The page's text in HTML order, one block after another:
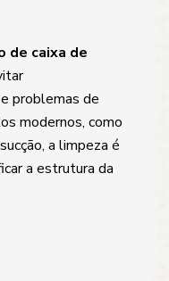
de caixa de
problemas de
modernos, como
a limpeza é
a estrutura da